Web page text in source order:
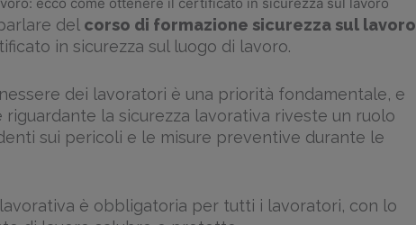
del corso di formazione sicurezza sul lavoro
in sicurezza sul luogo di lavoro.
dei lavoratori è una priorità fondamentale, e
la sicurezza lavorativa riveste un ruolo
sui pericoli e le misure preventive durante le
è obbligatoria per tutti i lavoratori, con lo